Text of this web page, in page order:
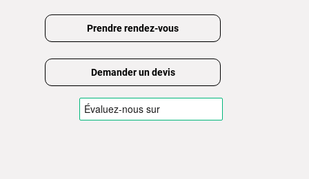
Prendre rendez-vous
Demander un devis